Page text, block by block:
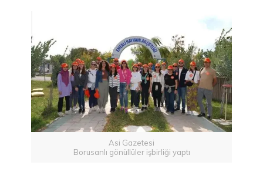
Asi Gazetesi
Borusanlı gönüllüler işbirliği yaptı